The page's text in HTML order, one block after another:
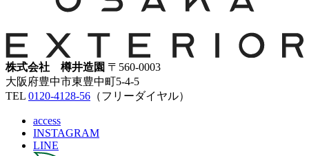
株式会社 樽井造園 〒560-0003
大阪府豊中市東豊中町5-4-5
TEL 0120-4128-56 （フリーダイヤル）
access
INSTAGRAM
LINE